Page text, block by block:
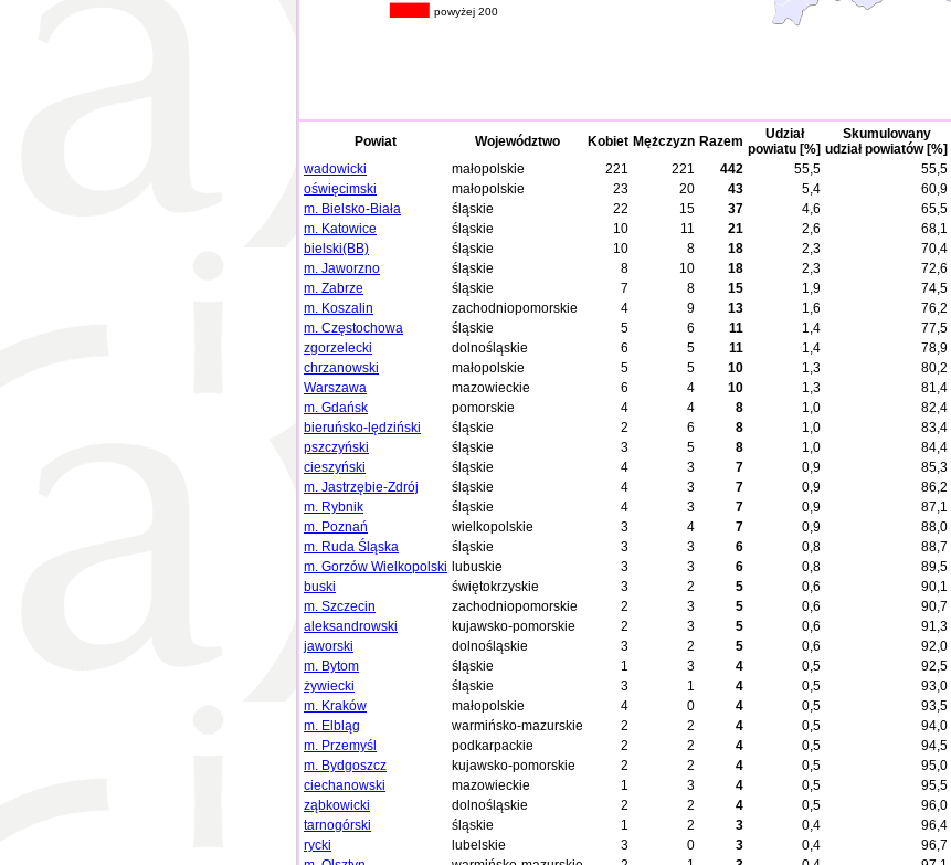
powyżej 200
Powiat Województwo Kobiet Mężczyzn Razem
Udział
powiatu [%]
Skumulowany
udział powiatów [%]
wadowicki
małopolskie 221 221 442 55,5 55,5
oświęcimski
małopolskie 23 20 43 5,4 60,9
m. Bielsko-Biała
śląskie 22 15 37 4,6 65,5
m. Katowice
śląskie 10 11 21 2,6 68,1
bielski(BB)
śląskie 10 8 18 2,3 70,4
m. Jaworzno
śląskie 8 10 18 2,3 72,6
m. Zabrze
śląskie 7 8 15 1,9 74,5
m. Koszalin
zachodniopomorskie 4 9 13 1,6 76,2
m. Częstochowa
śląskie 5 6 11 1,4 77,5
zgorzelecki
dolnośląskie 6 5 11 1,4 78,9
chrzanowski
małopolskie 5 5 10 1,3 80,2
Warszawa
mazowieckie 6 4 10 1,3 81,4
m. Gdańsk
pomorskie 4 4 8 1,0 82,4
bieruńsko-lędziński
śląskie 2 6 8 1,0 83,4
pszczyński
śląskie 3 5 8 1,0 84,4
cieszyński
śląskie 4 3 7 0,9 85,3
m. Jastrzębie-Zdrój
śląskie 4 3 7 0,9 86,2
m. Rybnik
śląskie 4 3 7 0,9 87,1
m. Poznań
wielkopolskie 3 4 7 0,9 88,0
m. Ruda Śląska
śląskie 3 3 6 0,8 88,7
m. Gorzów Wielkopolski lubuskie 3 3 6 0,8 89,5
buski
świętokrzyskie 3 2 5 0,6 90,1
m. Szczecin
zachodniopomorskie 2 3 5 0,6 90,7
aleksandrowski
kujawsko-pomorskie 2 3 5 0,6 91,3
jaworski
dolnośląskie 3 2 5 0,6 92,0
m. Bytom
śląskie 1 3 4 0,5 92,5
żywiecki
śląskie 3 1 4 0,5 93,0
m. Kraków
małopolskie 4 0 4 0,5 93,5
m. Elbląg
warmińsko-mazurskie 2 2 4 0,5 94,0
m. Przemyśl
podkarpackie 2 2 4 0,5 94,5
m. Bydgoszcz
kujawsko-pomorskie 2 2 4 0,5 95,0
ciechanowski
mazowieckie 1 3 4 0,5 95,5
ząbkowicki
dolnośląskie 2 2 4 0,5 96,0
tarnogórski
śląskie 1 2 3 0,4 96,4
rycki
lubelskie 3 0 3 0,4 96,7